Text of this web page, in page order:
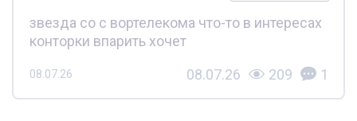
звезда со с вортелекома что-то в интересах
конторки впарить хочет
08.07.26 08.07.26 209 1